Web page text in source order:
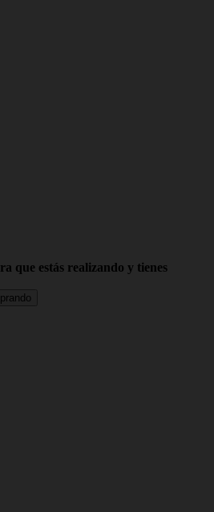
que estás realizando y tienes